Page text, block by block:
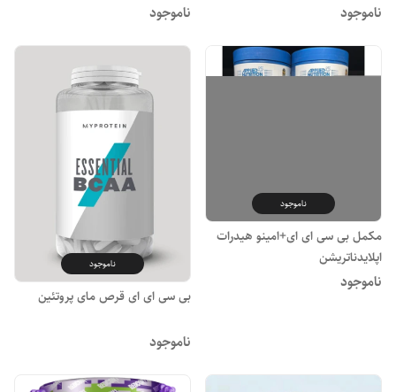
ناموجود ناموجود
ناموجود
مکمل بی سی ای ای+امینو هیدرات
اپلایدناتریشن
ناموجود
ناموجود
بی سی ای ای قرص مای پروتئین
ناموجود